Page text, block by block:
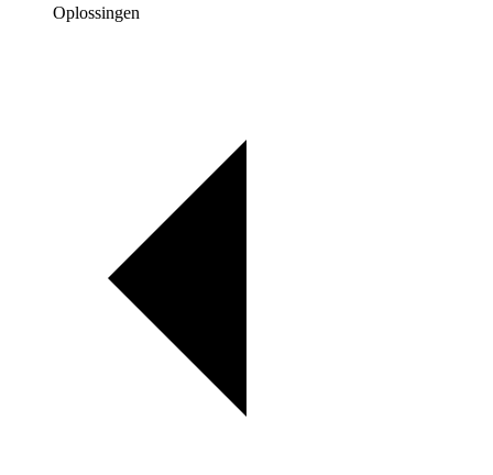
Oplossingen